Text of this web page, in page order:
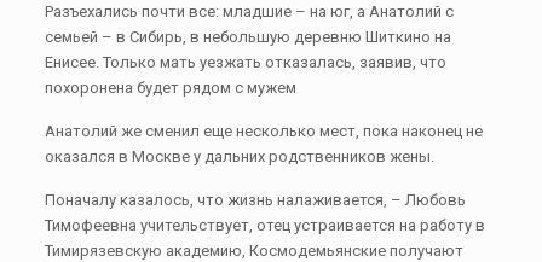
Разъехались почти все: младшие – на юг, а Анатолий с
семьей – в Сибирь, в небольшую деревню Шиткино на
Енисее. Только мать уезжать отказалась, заявив, что
похоронена будет рядом с мужем
Анатолий же сменил еще несколько мест, пока наконец не
оказался в Москве у дальних родственников жены.
Поначалу казалось, что жизнь налаживается, – Любовь
Тимофеевна учительствует, отец устраивается на работу в
Тимирязевскую академию, Космодемьянские получают